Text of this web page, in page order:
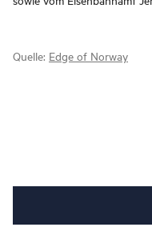
Quelle: Edge of Norway